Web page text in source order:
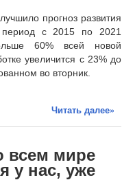
прогноз развития
период с 2015 по 2021
60% всей новой
увеличится с 23% до
во вторник.
Читать далее»
всем мире
у нас, уже